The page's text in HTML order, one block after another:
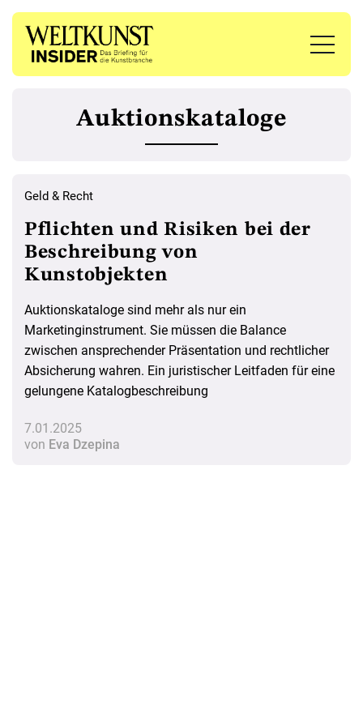
Auktionskataloge
Geld & Recht
Pflichten und Risiken bei der
Beschreibung von
Kunstobjekten
Auktionskataloge sind mehr als nur ein
Marketinginstrument. Sie müssen die Balance
zwischen ansprechender Präsentation und rechtlicher
Absicherung wahren. Ein juristischer Leitfaden für eine
gelungene Katalogbeschreibung
7.01.2025
von Eva Dzepina